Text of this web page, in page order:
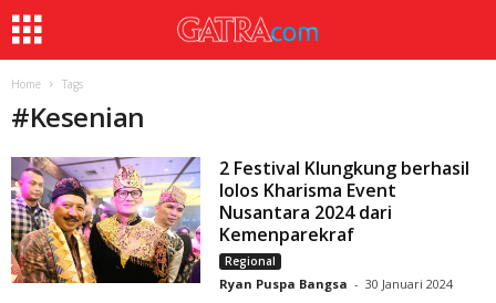
Home Tags
#Kesenian
2 Festival Klungkung berhasil
lolos Kharisma Event
Nusantara 2024 dari
Kemenparekraf
Regional
Ryan Puspa Bangsa - 30 Januari 2024